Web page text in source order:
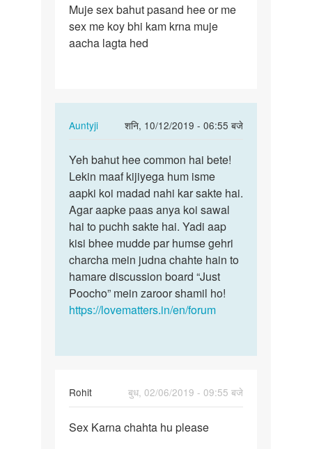
Muje
sex
bahut
Muje sex bahut pasand hee or me
sex me koy bhi kam krna muje
aacha lagta hed
Auntyji
शनि, 10/12/2019 - 06:55 बजे
In
to
Muje
sex
bahut
pasand
hee
or…
by
Jignesh
Yeh
bahut
hee
common
hai…
Yeh bahut hee common hai bete!
Lekin maaf kijiyega hum isme
aapki koi madad nahi kar sakte hai.
Agar aapke paas anya koi sawal
hai to puchh sakte hai. Yadi aap
kisi bhee mudde par humse gehri
charcha mein judna chahte hain to
hamare discussion board “Just
Poocho” mein zaroor shamil ho!
https://lovematters.in/en/forum
Rohit
बुध, 02/06/2019 - 09:55 बजे
Sex
Sex Karna chahta hu please